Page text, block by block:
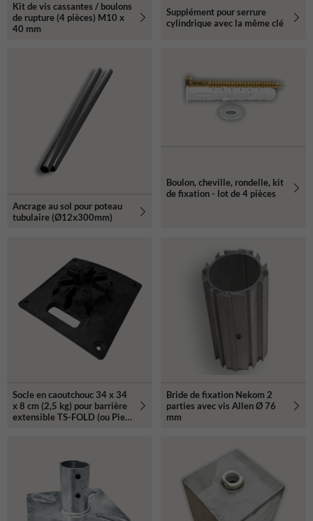
Kit de vis cassantes / boulons
de rupture (4 pièces) M10 x
40 mm
Supplément pour serrure
cylindrique avec la même clé
Ancrage au sol pour poteau
tubulaire (Ø12x300mm)
Boulon, cheville, rondelle, kit
de fixation - lot de 4 pièces
Socle en caoutchouc 34 x 34
x 8 cm (2,5 kg) pour barrière
extensible TS-FOLD (ou Pied
Bride de fixation Nekom 2
parties avec vis Allen Ø 76
mm